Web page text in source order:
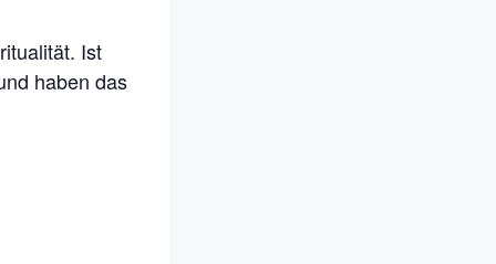
Ist
haben das